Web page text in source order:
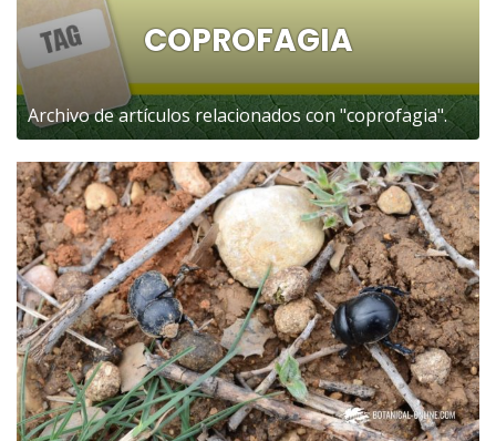
COPROFAGIA
Archivo de artículos relacionados con "coprofagia".